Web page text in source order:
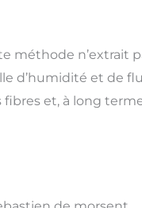
méthode n’extrait
d’humidité et de
et, à long